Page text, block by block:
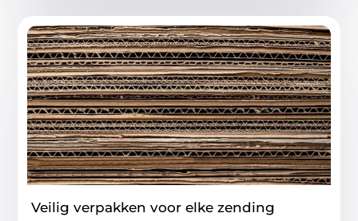
Veilig verpakken voor elke zending